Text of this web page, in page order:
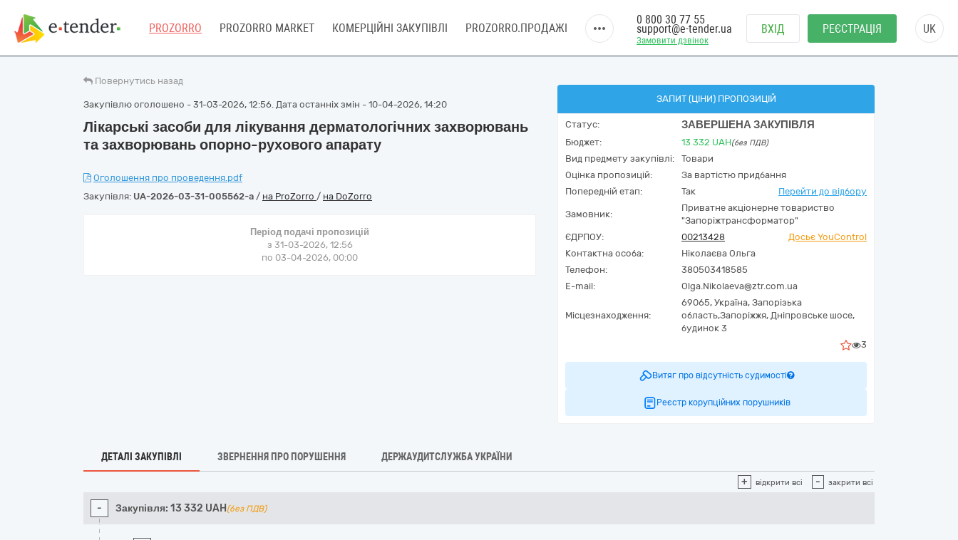
PROZORRO PROZORRO MARKET КОМЕРЦІЙНІ ЗАКУПІВЛІ PROZORRO.ПРОДАЖІ
Замовити дзвінок
0 800 30 77 55
support@e-tender.ua ВХІД РЕЄСТРАЦІЯ UK
Повернутись назад
Закупівлю оголошено - 31-03-2026, 12:56. Дата останніх змін - 10-04-2026, 14:20
Лікарські засоби для лікування дерматологічних захворювань
та захворювань опорно-рухового апарату
Оголошення про проведення.pdf
Закупівля: UA-2026-03-31-005562-a / на ProZorro / на DoZorro
Період подачі пропозицій
з 31-03-2026, 12:56
по 03-04-2026, 00:00
ЗАПИТ (ЦІНИ) ПРОПОЗИЦІЙ
Статус: ЗАВЕРШЕНА ЗАКУПІВЛЯ
Бюджет: 13 332 UAH(без ПДВ)
Вид предмету закупівлі:
Товари
Оцінка пропозицій:
За вартістю придбання
Попередній етап:
Так Перейти до відбору
Замовник:
Приватне акціонерне товариство
"Запоріжтрансформатор"
ЄДРПОУ:
00213428
Досьє YouControl
Контактна особа:
Ніколаєва Ольга
Телефон:
380503418585
E-mail:
Olga.Nikolaeva@ztr.com.ua
Місцезнаходження:
69065, Україна, Запорізька
область,Запоріжжя, Дніпровське шосе,
будинок 3
3
Витяг про відсутність судимості
Реєстр корупційних порушників
ДЕТАЛІ ЗАКУПІВЛІ ЗВЕРНЕННЯ ПРО ПОРУШЕННЯ ДЕРЖАУДИТСЛУЖБА УКРАЇНИ
+ відкрити всі - закрити всі
- Закупівля: 13 332 UAH (без ПДВ)